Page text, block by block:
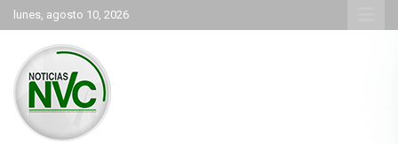
Saltar
al
contenido
lunes, agosto 10, 2026